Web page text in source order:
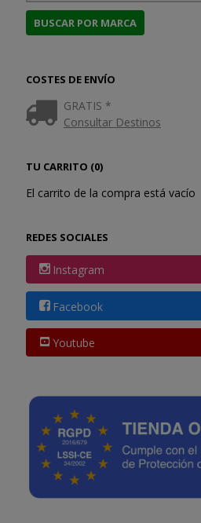
COSTES DE ENVÍO
GRATIS *
Consultar Destinos
TU CARRITO (0)
El carrito de la compra está vacío
REDES SOCIALES
Instagram
Facebook
Youtube